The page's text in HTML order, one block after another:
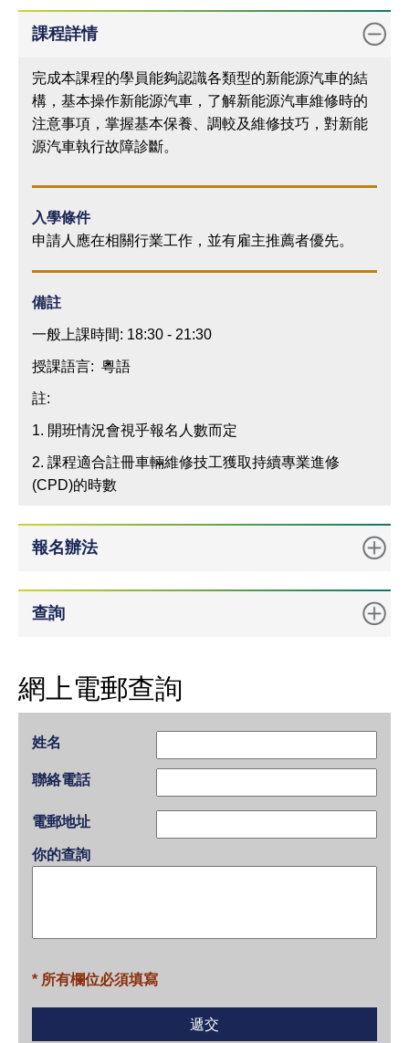
課程詳情
完成本課程的學員能夠認識各類型的新能源汽車的結
構，基本操作新能源汽車，了解新能源汽車維修時的
注意事項，掌握基本保養、調較及維修技巧，對新能
源汽車執行故障診斷。
入學條件
申請人應在相關行業工作，並有雇主推薦者優先。
備註
一般上課時間: 18:30 - 21:30
授課語言: 粵語
註:
1. 開班情況會視乎報名人數而定
2. 課程適合註冊車輛維修技工獲取持續專業進修
(CPD)的時數
報名辦法
查詢
網上電郵查詢
姓名
聯絡電話
電郵地址
你的查詢
* 所有欄位必須填寫